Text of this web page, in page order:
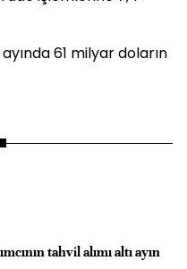
61 milyar doların
tahvil alımı altı ayın